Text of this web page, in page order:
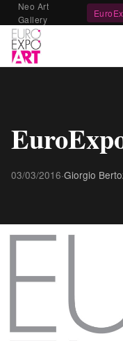
Neo Art
Gallery
03/03/2016·Giorgio